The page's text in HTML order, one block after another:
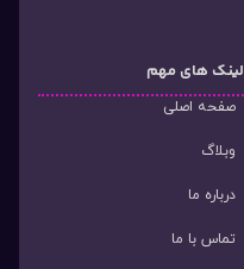
لینک های مهم
صفحه اصلی
وبلاگ
درباره ما
تماس با ما